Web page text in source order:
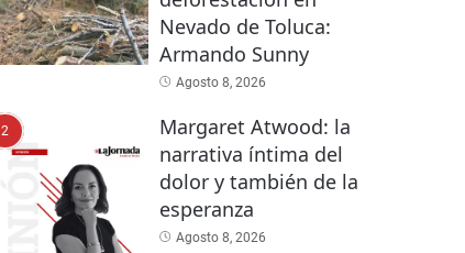
Nevado de Toluca:
Armando Sunny
Agosto 8, 2026
2
Margaret Atwood: la
narrativa íntima del
dolor y también de la
esperanza
Agosto 8, 2026